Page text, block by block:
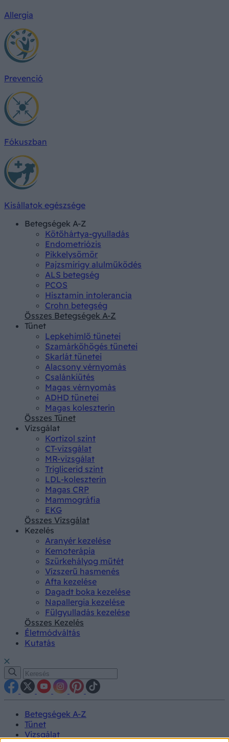
Allergia
Prevenció
Fókuszban
Kisállatok egészsége
Betegségek A-Z
Kötőhártya-gyulladás
Endometriózis
Pikkelysömör
Pajzsmirigy alulműködés
ALS betegség
PCOS
Hisztamin intolerancia
Crohn betegség
Összes Betegségek A-Z
Tünet
Lepkehimlő tünetei
Szamárköhögés tünetei
Skarlát tünetei
Alacsony vérnyomás
Csalánkiütés
Magas vérnyomás
ADHD tünetei
Magas koleszterin
Összes Tünet
Vizsgálat
Kortizol szint
CT-vizsgálat
MR-vizsgálat
Triglicerid szint
LDL-koleszterin
Magas CRP
Mammográfia
EKG
Összes Vizsgálat
Kezelés
Aranyér kezelése
Kemoterápia
Szürkehályog műtét
Vízszerű hasmenés
Afta kezelése
Dagadt boka kezelése
Napallergia kezelése
Fülgyulladás kezelése
Összes Kezelés
Életmódváltás
Kutatás
Betegségek A-Z
Tünet
Vizsgálat